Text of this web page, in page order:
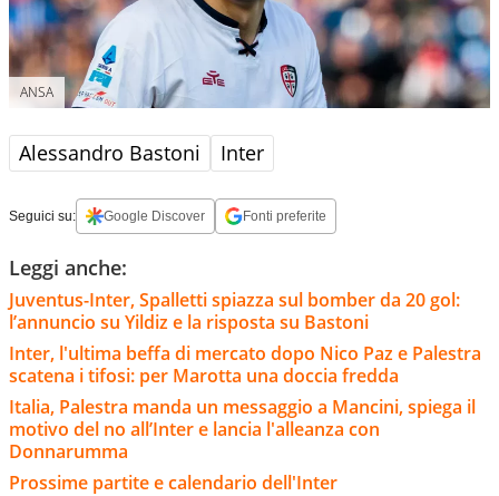
ANSA
Alessandro Bastoni Inter
Seguici su: Google Discover Fonti preferite
Leggi anche:
Juventus-Inter, Spalletti spiazza sul bomber da 20 gol:
l’annuncio su Yildiz e la risposta su Bastoni
Inter, l'ultima beffa di mercato dopo Nico Paz e Palestra
scatena i tifosi: per Marotta una doccia fredda
Italia, Palestra manda un messaggio a Mancini, spiega il
motivo del no all’Inter e lancia l'alleanza con
Donnarumma
Prossime partite e calendario dell'Inter